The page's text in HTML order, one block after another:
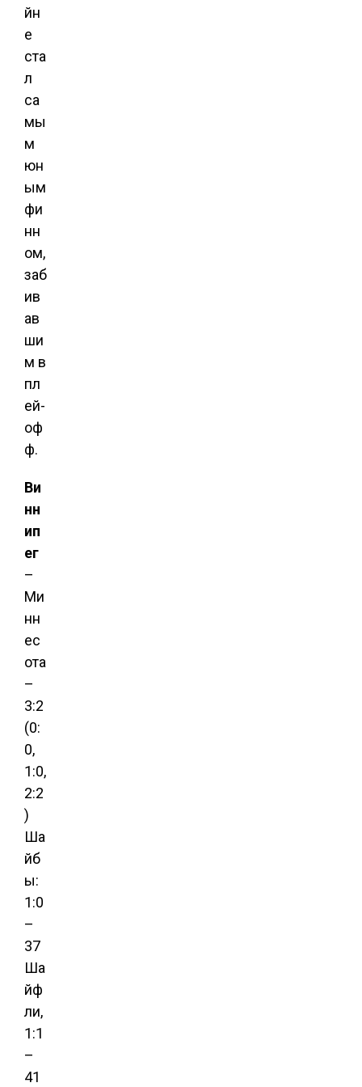
йн
е
ста
л
са
мы
м
юн
ым
фи
нн
ом,
заб
ив
ав
ши
м в
пл
ей-
оф
ф.
Ви
нн
ип
ег
–
Ми
нн
ес
ота
–
3:2
(0:
0,
1:0,
2:2
)
Ша
йб
ы:
1:0
–
37
Ша
йф
ли,
1:1
–
41